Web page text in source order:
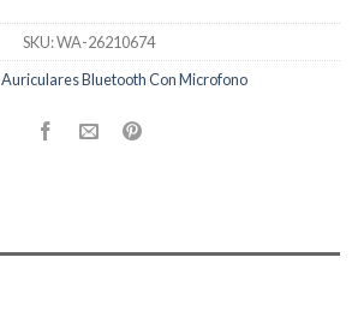
SKU:WA-26210674
Auriculares Bluetooth Con Microfono